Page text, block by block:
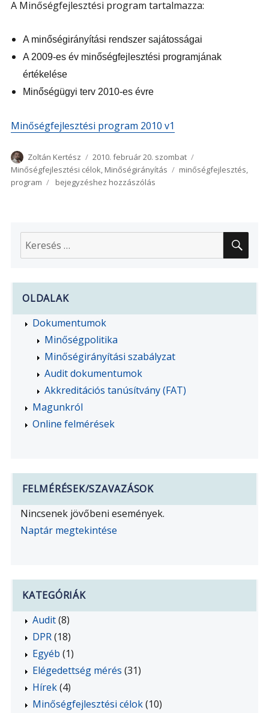
A Minőségfejlesztési program tartalmazza:
A minőségirányítási rendszer sajátosságai
A 2009-es év minőségfejlesztési programjának
értékelése
Minőségügyi terv 2010-es évre
Minőségfejlesztési program 2010 v1
Szerző
Zoltán Kertész Közzétéve
2010. február 20. szombat
Minőségfejlesztési célok, Minőségirányítás Címke
minőségfejlesztés,
program
Minőségfejlesztési
bejegyzéshez hozzászólás
Keresés
a
OLDALAK
Dokumentumok
Minőségpolitika
Minőségirányítási szabályzat
Audit dokumentumok
Akkreditációs tanúsítvány (FAT)
Magunkról
Online felmérések
FELMÉRÉSEK/SZAVAZÁSOK
Nincsenek jövőbeni események.
Naptár megtekintése
KATEGÓRIÁK
Audit(8)
DPR(18)
Egyéb (1)
Elégedettség mérés (31)
Hírek(4)
Minőségfejlesztési célok(10)